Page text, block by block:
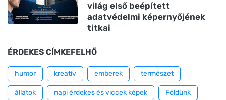
világ első beépített
adatvédelmi képernyőjének
titkai
ÉRDEKES CÍMKEFELHŐ
humor kreatív emberek természet
állatok napi érdekes és viccek képek Földünk